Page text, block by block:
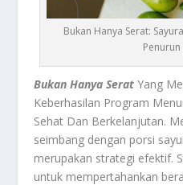
Bukan Hanya Serat:
Bukan Hanya Serat Yang
Keberhasilan Program
Sehat Dan Berkelanjutan.
seimbang dengan porsi
merupakan strategi efektif.
untuk mempertahankan